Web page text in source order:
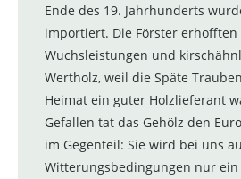
Ende des 19. Jahrhunderts
importiert. Die Förster erhofften
Wuchsleistungen und
Wertholz, weil die Späte
Heimat ein guter Holzlieferant
Gefallen tat das Gehölz den
im Gegenteil: Sie wird bei uns
Witterungsbedingungen nur